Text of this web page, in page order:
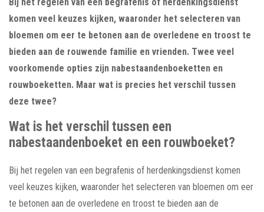
komen veel keuzes kijken, waaronder het selecteren van
bloemen om eer te betonen aan de overledene en troost te
bieden aan de rouwende familie en vrienden. Twee veel
voorkomende opties zijn nabestaandenboeketten en
rouwboeketten. Maar wat is precies het verschil tussen
deze twee?
Wat is het verschil tussen een
nabestaandenboeket en een rouwboeket?
Bij het regelen van een begrafenis of herdenkingsdienst komen
veel keuzes kijken, waaronder het selecteren van bloemen om eer
te betonen aan de overledene en troost te bieden aan de